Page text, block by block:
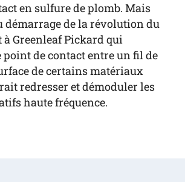
en sulfure de plomb. Mais
démarrage de la révolution du
Greenleaf Pickard qui
de contact entre un fil de
de certains matériaux
redresser et démoduler les
haute fréquence.